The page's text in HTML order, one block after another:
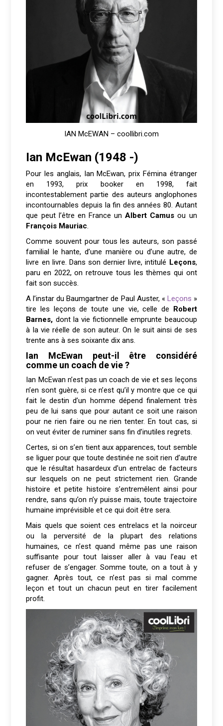
IAN McEWAN – coollibri.com
Ian McEwan (1948 -)
Pour les anglais, Ian McEwan, prix Fémina étranger
en 1993, prix booker en 1998, fait
incontestablement partie des auteurs anglophones
incontournables depuis la fin des années 80. Autant
que peut l’être en France unAlbert Camus ou un
François Mauriac.
Comme souvent pour tous les auteurs, son passé
familial le hante, d’une manière ou d’une autre, de
livre en livre. Dans son dernier livre, intitulé Leçons,
paru en 2022, on retrouve tous les thèmes qui ont
fait son succès.
A l’instar du Baumgartner de Paul Auster, « Leçons »
tire les leçons de toute une vie, celle de Robert
Barnes, dont la vie fictionnelle emprunte beaucoup
à la vie réelle de son auteur. On le suit ainsi de ses
trente ans à ses soixante dix ans.
Ian McEwan peut-il être considéré
comme un coach de vie ?
Ian McEwan n’est pas un coach de vie et ses leçons
n’en sont guère, si ce n’est qu’il y montre que ce qui
fait le destin d’un homme dépend finalement très
peu de lui sans que pour autant ce soit une raison
pour ne rien faire ou ne rien tenter. En tout cas, si
on veut éviter de ruminer sans fin d’inutiles regrets.
Certes, si on s’en tient aux apparences, tout semble
se liguer pour que toute destinée ne soit rien d’autre
que le résultat hasardeux d’un entrelac de facteurs
sur lesquels on ne peut strictement rien. Grande
histoire et petite histoire s’entremêlent ainsi pour
rendre, sans qu’on n’y puisse mais, toute trajectoire
humaine imprévisible et ce qui doit être sera.
Mais quels que soient ces entrelacs et la noirceur
ou la perversité de la plupart des relations
humaines, ce n’est quand même pas une raison
suffisante pour tout laisser aller à vau l’eau et
refuser de s’engager. Somme toute, on a tout à y
gagner. Après tout, ce n’est pas si mal comme
leçon et tout un chacun peut en tirer facilement
profit.